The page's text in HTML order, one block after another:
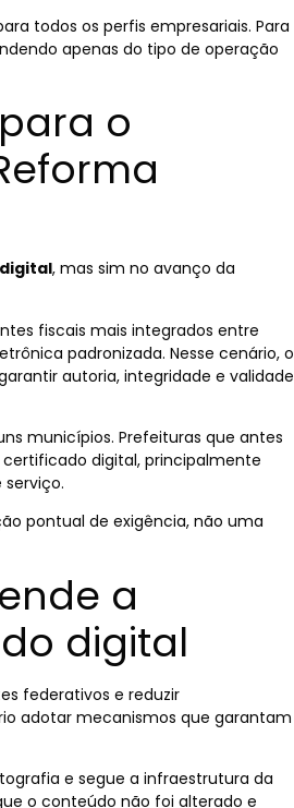
todos os perfis empresariais. Para
apenas do tipo de operação
o
, mas sim no avanço da
fiscais mais integrados entre
padronizada. Nesse cenário, o
autoria, integridade e validade
municípios. Prefeituras que antes
digital, principalmente
pontual de exigência, não uma
a
digital
federativos e reduzir
adotar mecanismos que garantam
e segue a infraestrutura da
o conteúdo não foi alterado e